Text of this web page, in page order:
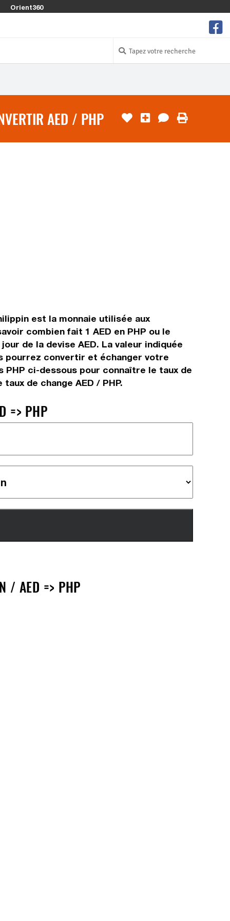
Orient360
AED / PHP
est la monnaie utilisée aux
combien fait 1 AED en PHP ou le
de la devise AED. La valeur indiquée
pourrez convertir et échanger votre
PHP ci-dessous pour connaître le taux de
de change AED / PHP.
=> PHP
/ AED => PHP